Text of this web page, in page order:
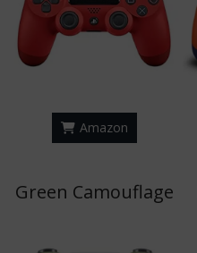
Amazon
Green Camouflage